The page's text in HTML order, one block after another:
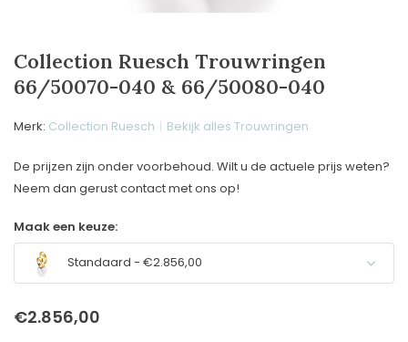
Collection Ruesch Trouwringen
66/50070-040 & 66/50080-040
Merk: Collection Ruesch Bekijk alles Trouwringen
De prijzen zijn onder voorbehoud. Wilt u de actuele prijs weten?
Neem dan gerust contact met ons op!
Maak een keuze:
Standaard - €2.856,00
€2.856,00